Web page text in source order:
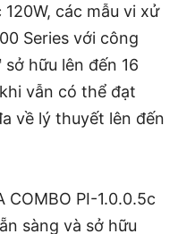
các mẫu vi xử
Series với công
hữu lên đến 16
vẫn có thể đạt
về lý thuyết lên đến
COMBO PI-1.0.0.5c
sàng và sở hữu